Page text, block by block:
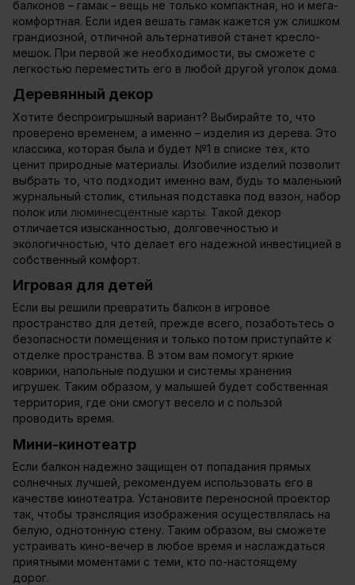
балконов – гамак – вещь не только компактная, но и мега-
комфортная. Если идея вешать гамак кажется уж слишком
грандиозной, отличной альтернативой станет кресло-
мешок. При первой же необходимости, вы сможете с
легкостью переместить его в любой другой уголок дома.
Деревянный декор
Хотите беспроигрышный вариант? Выбирайте то, что
проверено временем, а именно – изделия из дерева. Это
классика, которая была и будет №1 в списке тех, кто
ценит природные материалы. Изобилие изделий позволит
выбрать то, что подходит именно вам, будь то маленький
журнальный столик, стильная подставка под вазон, набор
полок или люминесцентные карты. Такой декор
отличается изысканностью, долговечностью и
экологичностью, что делает его надежной инвестицией в
собственный комфорт.
Игровая для детей
Если вы решили превратить балкон в игровое
пространство для детей, прежде всего, позаботьтесь о
безопасности помещения и только потом приступайте к
отделке пространства. В этом вам помогут яркие
коврики, напольные подушки и системы хранения
игрушек. Таким образом, у малышей будет собственная
территория, где они смогут весело и с пользой
проводить время.
Мини-кинотеатр
Если балкон надежно защищен от попадания прямых
солнечных лучшей, рекомендуем использовать его в
качестве кинотеатра. Установите переносной проектор
так, чтобы трансляция изображения осуществлялась на
белую, однотонную стену. Таким образом, вы сможете
устраивать кино-вечер в любое время и наслаждаться
приятными моментами с теми, кто по-настоящему
дорог.